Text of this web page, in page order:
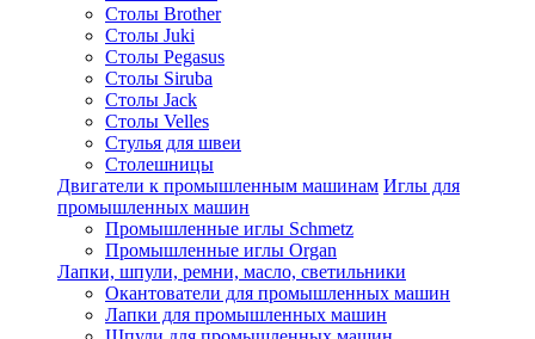
Столы Brother
Столы Juki
Столы Pegasus
Столы Siruba
Столы Jack
Столы Velles
Стулья для швеи
Столешницы
Двигатели к промышленным машинам Иглы для
промышленных машин
Промышленные иглы Schmetz
Промышленные иглы Organ
Лапки, шпули, ремни, масло, светильники
Окантователи для промышленных машин
Лапки для промышленных машин